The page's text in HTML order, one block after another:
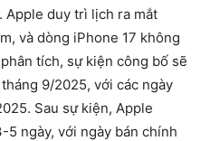
Apple duy trì lịch ra mắt
và dòng iPhone 17 không
tích, sự kiện công bố sẽ
9/2025, với các ngày
Sau sự kiện, Apple
ngày, với ngày bán chính